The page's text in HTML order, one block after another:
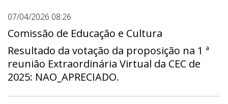
07/04/2026 08:26
Comissão de Educação e Cultura
Resultado da votação da proposição na 1 ª
reunião Extraordinária Virtual da CEC de
2025: NAO_APRECIADO.